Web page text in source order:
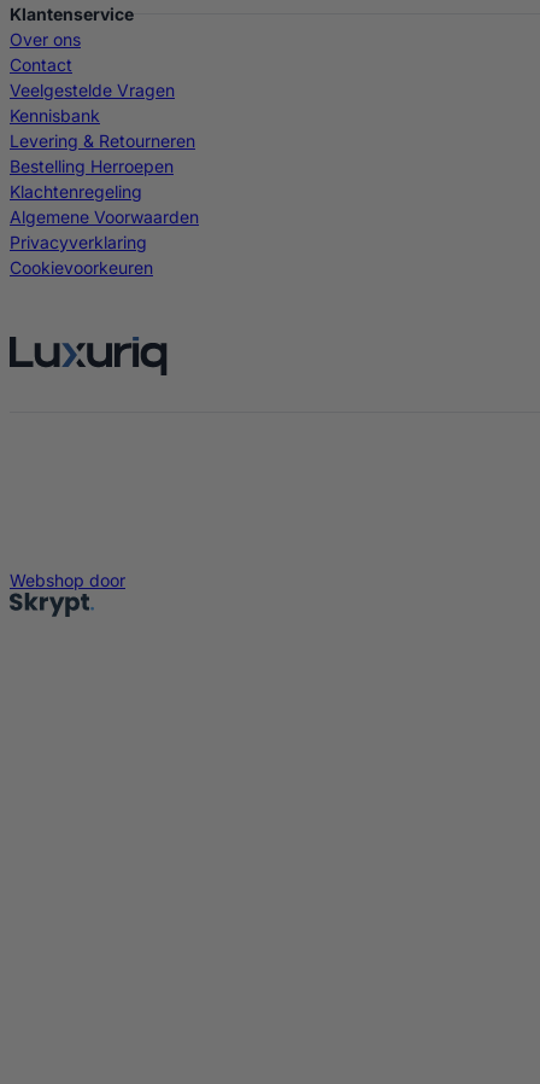
Klantenservice
Over ons
Contact
Veelgestelde Vragen
Kennisbank
Levering & Retourneren
Bestelling Herroepen
Klachtenregeling
Algemene Voorwaarden
Privacyverklaring
Cookievoorkeuren
Webshop door